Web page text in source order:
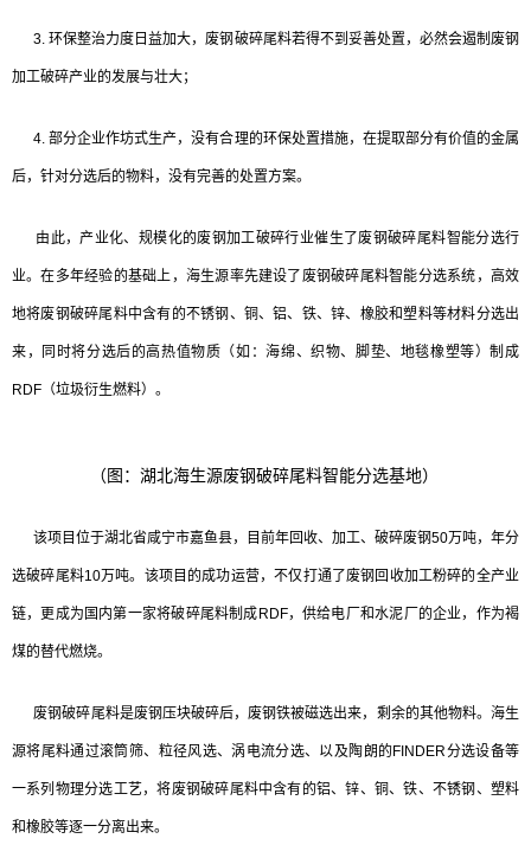
3. 环保整治力度日益加大，废钢破碎尾料若得不到妥善处置，必然会遏制废钢
加工破碎产业的发展与壮大；
4. 部分企业作坊式生产，没有合理的环保处置措施，在提取部分有价值的金属
后，针对分选后的物料，没有完善的处置方案。
由此，产业化、规模化的废钢加工破碎行业催生了废钢破碎尾料智能分选行
业。在多年经验的基础上，海生源率先建设了废钢破碎尾料智能分选系统，高效
地将废钢破碎尾料中含有的不锈钢、铜、铝、铁、锌、橡胶和塑料等材料分选出
来，同时将分选后的高热值物质（如：海绵、织物、脚垫、地毯橡塑等）制成
RDF（垃圾衍生燃料）。
（图：湖北海生源废钢破碎尾料智能分选基地）
该项目位于湖北省咸宁市嘉鱼县，目前年回收、加工、破碎废钢50万吨，年分
选破碎尾料10万吨。该项目的成功运营，不仅打通了废钢回收加工粉碎的全产业
链，更成为国内第一家将破碎尾料制成RDF，供给电厂和水泥厂的企业，作为褐
煤的替代燃烧。
废钢破碎尾料是废钢压块破碎后，废钢铁被磁选出来，剩余的其他物料。海生
源将尾料通过滚筒筛、粒径风选、涡电流分选、以及陶朗的FINDER分选设备等
一系列物理分选工艺，将废钢破碎尾料中含有的铝、锌、铜、铁、不锈钢、塑料
和橡胶等逐一分离出来。